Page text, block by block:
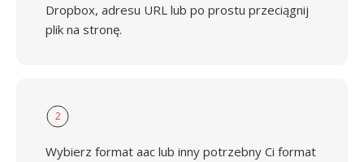
Dropbox, adresu URL lub po prostu przeciągnij
plik na stronę.
2
Wybierz format aac lub inny potrzebny Ci format